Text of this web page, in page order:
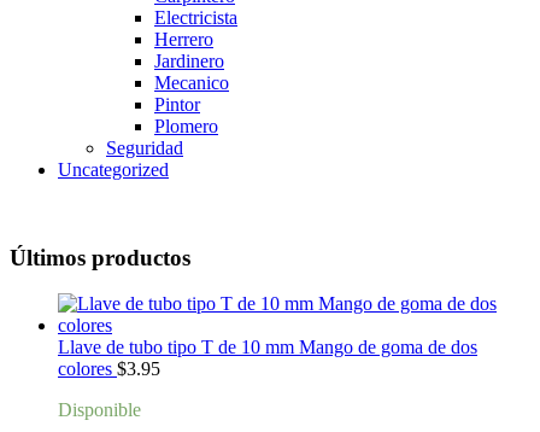
Electricista
Herrero
Jardinero
Mecanico
Pintor
Plomero
Seguridad
Uncategorized
Últimos productos
Llave de tubo tipo T de 10 mm Mango de goma de dos
colores $3.95
Disponible